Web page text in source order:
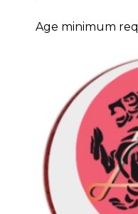
Age minimum